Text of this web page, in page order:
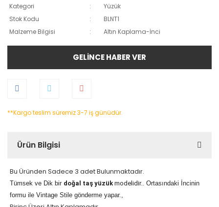
Kategori
Yüzük
Stok Kodu
BLNT1
Malzeme Bilgisi
Altın Kaplama-İnci
GELİNCE HABER VER
**Kargo teslim süremiz 3-7 iş günüdür.
Ürün Bilgisi
Bu Üründen Sadece 3 adet Bulunmaktadır.
Tümsek ve Dik bir doğal taş yüzük modelidir.. Ortasındaki İncinin
formu ile Vintage Stile gönderme yapar.,